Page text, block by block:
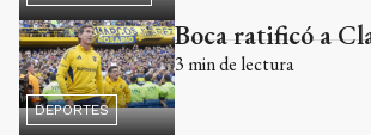
DEPORTES
Boca ratificó a
3 min de lectura